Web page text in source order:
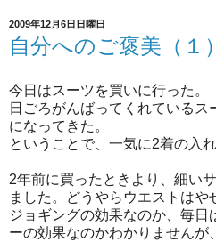
2009年12月6日日曜日
自分へのご褒美（１）
今日はスーツを買いに行った。
日ごろがんばってくれているス
になってきた。
ということで、一気に2着の入れ
2年前に買ったときより、細い
ました。どうやらウエストはや
ジョギングの効果なのか、毎日
ーの効果なのかわかりませんが